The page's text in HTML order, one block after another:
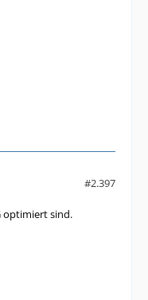
#2.397
optimiert sind.